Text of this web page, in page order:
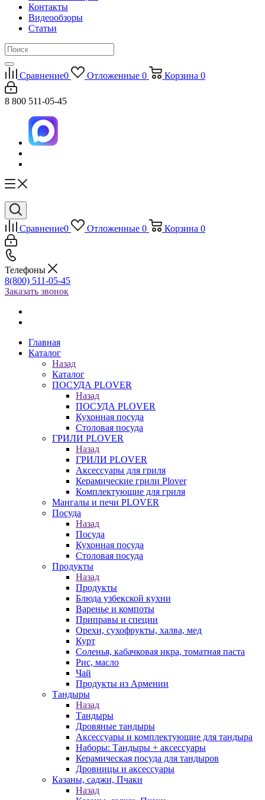
Контакты
Видеообзоры
Статьи
Сравнение0 Отложенные 0 Корзина 0
8 800 511-05-45
Сравнение0 Отложенные 0 Корзина 0
Телефоны
8(800) 511-05-45
Заказать звонок
Главная
Каталог
Назад
Каталог
ПОСУДА PLOVER
Назад
ПОСУДА PLOVER
Кухонная посуда
Столовая посуда
ГРИЛИ PLOVER
Назад
ГРИЛИ PLOVER
Аксессуары для гриля
Керамические грили Plover
Комплектующие для гриля
Мангалы и печи PLOVER
Посуда
Назад
Посуда
Кухонная посуда
Столовая посуда
Продукты
Назад
Продукты
Блюда узбекской кухни
Варенье и компоты
Приправы и специи
Орехи, сухофрукты, халва, мед
Курт
Соленья, кабачковая икра, томатная паста
Рис, масло
Чай
Продукты из Армении
Тандыры
Назад
Тандыры
Дровяные тандыры
Аксессуары и комплектующие для тандыра
Наборы: Тандыры + аксессуары
Керамическая посуда для тандыров
Дровницы и аксессуары
Казаны, саджи, Пчаки
Назад